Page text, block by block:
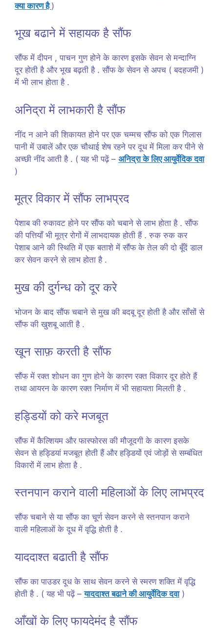
क्या कारण है)
भूख बढाने में सहायक है सौंफ
सौंफ में दीपन , पाचन गुण होने के कारण इसके सेवन से मन्दाग्नि
दूर होती है और भूख बढ़ती है . सौंफ के सेवन से अपच ( बदहजमी )
में भी लाभ होता है .
अनिद्रा में लाभकारी है सौंफ
नींद न आने की शिकायत होने पर एक चम्मच सौंफ को एक गिलास
पानी में उबालें और एक चौथाई शेष रहने पर दूध में मिला कर पीने से
अच्छी नींद आती है . ( यह भी पढ़ें – अनिद्रा के लिए आयुर्वेदिक दवा
)
मूत्र विकार में सौंफ लाभप्रद
पेशाब की रुकावट होने पर सौंफ को चबाने से लाभ होता है . सौंफ
की पत्तियाँ भी मूत्र रोगों में लाभदायक होती हैं . रुक रुक कर
पेशाब आने की स्थिति में एक बताशे में सौंफ के तेल की दो बूँदें डाल
कर सेवन करने से लाभ होता है .
मुख की दुर्गन्ध को दूर करे
भोजन के बाद सौंफ चबाने से मुख की बदबू दूर होती है और साँसों से
सौंफ की खुशबू आती है .
खून साफ़ करती है सौंफ
सौंफ में रक्त शोधन का गुण होने के कारण रक्त विकार दूर होते हैं
तथा आयरन के कारण रक्त निर्माण में भी सहायता मिलती है .
हड्डियों को करे मजबूत
सौंफ में कैल्शियम और फास्फोरस की मौजूदगी के कारण इसके
सेवन से हड्डियां मजबूत होती हैं और हड्डियों एवं जोड़ों से सम्बंधित
विकारों में लाभ होता है .
स्तनपान कराने वाली महिलाओं के लिए लाभप्रद
सौंफ चबाने से या सौंफ का चूर्ण सेवन करने से स्तनपान कराने
वाली महिलाओं के दूध में वृद्धि होती है .
याददाश्त बढाती है सौंफ
सौंफ का पाउडर दूध के साथ सेवन करने से स्मरण शक्ति में वृद्धि
होती है . ( यह भी पढ़ें –याददाश्त बढाने की आयुर्वेदिक दवा)
आँखों के लिए फायदेमंद है सौंफ